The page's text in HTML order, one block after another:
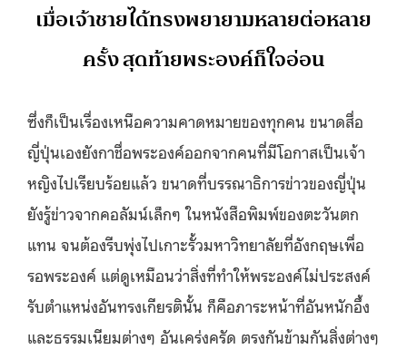
เมื่อเจ้าชายได้ทรงพยายามหลายต่อหลาย
ครั้ง สุดท้ายพระองค์ก็ใจอ่อน
ซึ่งก็เป็นเรื่องเหนือความคาดหมายของทุกคน ขนาดสื่อ
ญี่ปุ่นเองยังกาชื่อพระองค์ออกจากคนที่มีโอกาสเป็นเจ้า
หญิงไปเรียบร้อยแล้ว ขนาดที่บรรณาธิการข่าวของญี่ปุ่น
ยังรู้ข่าวจากคอลัมน์เล็กๆ ในหนังสือพิมพ์ของตะวันตก
แทน จนต้องรีบพุ่งไปเกาะรั้วมหาวิทยาลัยที่อังกฤษเพื่อ
รอพระองค์ แต่ดูเหมือนว่าสิ่งที่ทำให้พระองค์ไม่ประสงค์
รับตำแหน่งอันทรงเกียรตินั้น ก็คือภาระหน้าที่อันหนักอึ้ง
และธรรมเนียมต่างๆ อันเคร่งครัด ตรงกันข้ามกันสิ่งต่างๆ